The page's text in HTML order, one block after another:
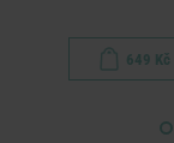
649 Kč